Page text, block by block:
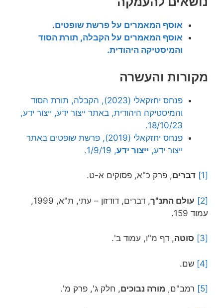
אוסף המאמרים על פרשת שופטים.
אוסף המאמרים על הקבלה, תורת הסוד
והמיסטיקה היהודית.
מקורות והעשרה
פנחס יחזקאלי (2023), הקבלה, תורת הסוד
והמיסטיקה היהודית, באתר ייצור ידע, ייצור ידע,
18/10/23.
פנחס יחזקאלי (2019), פרשת שופטים באתר
ייצור ידע, ייצור ידע, 1/9/19.
[1] דברים, פרק כ"א, פסוקים א-ט.
[2] עולם התנ"ך
, דברים, דודזון – עתי, ת"א, 1999,
עמוד 159.
[3] סוטה, דף מ"ו, עמוד ב'.
[4] שם.
[5] רמב"ם, מורה נבוכים, חלק ג', פרק מ'.